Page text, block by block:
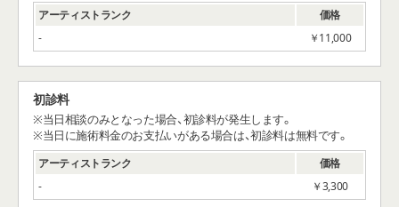
アーティストランク
価格
-
￥11,000
初診料
※当日相談のみとなった場合、初診料が発生します。
※当日に施術料金のお支払いがある場合は、初診料は無料です。
アーティストランク
価格
‐
￥3,300